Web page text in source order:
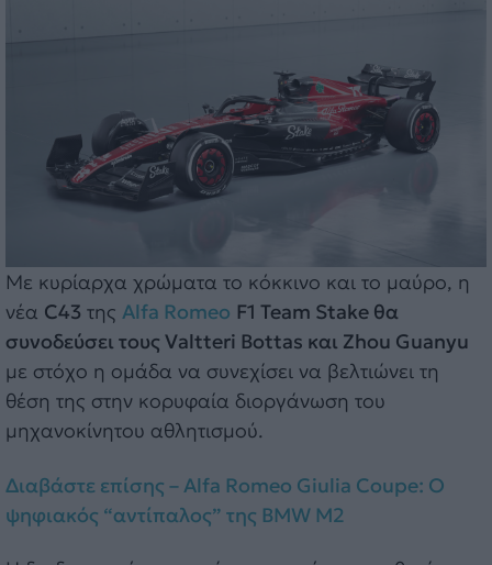
Με κυρίαρχα χρώματα το κόκκινο και το μαύρο, η
νέα C43 της Alfa Romeo F1 Team Stake θα
συνοδεύσει τους Valtteri Bottas και Zhou Guanyu
με στόχο η ομάδα να συνεχίσει να βελτιώνει τη
θέση της στην κορυφαία διοργάνωση του
μηχανοκίνητου αθλητισμού.
Διαβάστε επίσης – Alfa Romeo Giulia Coupe: Ο
ψηφιακός “αντίπαλος” της BMW M2